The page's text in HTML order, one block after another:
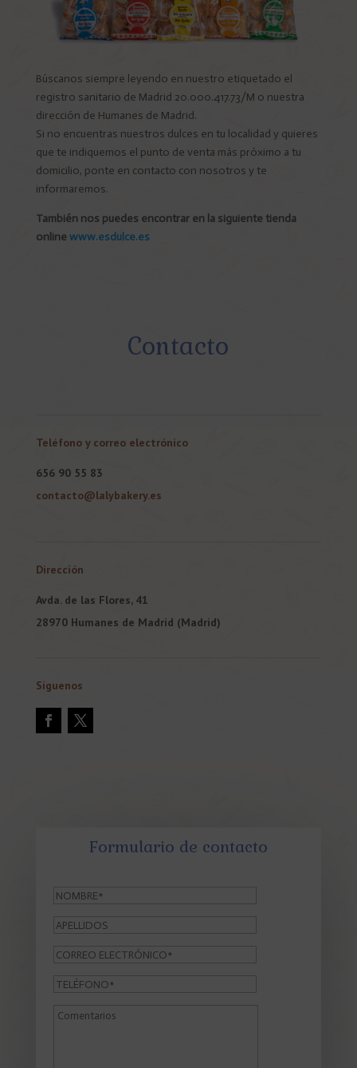
Búscanos siempre leyendo en nuestro etiquetado el
registro sanitario de Madrid 20.000.417.73/M o nuestra
dirección de Humanes de Madrid.
Si no encuentras nuestros dulces en tu localidad y quieres
que te indiquemos el punto de venta más próximo a tu
domicilio, ponte en contacto con nosotros y te
informaremos.
También nos puedes encontrar en la siguiente tienda
online www.esdulce.es
Contacto
Teléfono y correo electrónico
656 90 55 83
contacto@lalybakery.es
Dirección
Avda. de las Flores, 41
28970 Humanes de Madrid (Madrid)
Síguenos
Formulario de contacto